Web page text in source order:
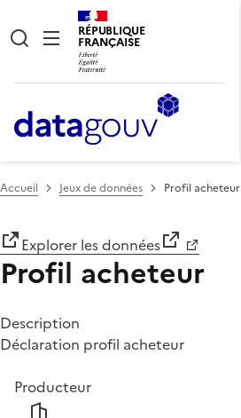
RÉPUBLIQUE
FRANÇAISE
Accueil Jeux de données Profil acheteur
Explorer les données
Profil acheteur
Description
Déclaration profil acheteur
Producteur